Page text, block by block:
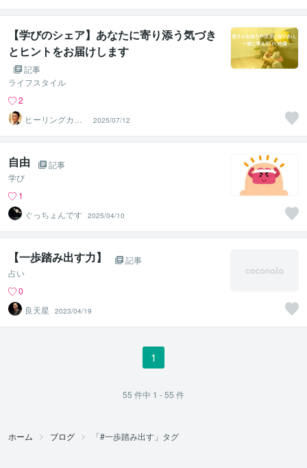
【学びのシェア】あなたに寄り添う気づき
とヒントをお届けします
記事
ライフスタイル
2
ヒーリングカウ
ンセラーSUNKO
KO
2025/07/12
自由
記事
学び
1
ぐっちょんです
2025/04/10
【一歩踏み出す力】
記事
占い
0
良天星
2023/04/19
1
55 件中 1 - 55 件
ホーム ブログ 「#一歩踏み出す」タグ